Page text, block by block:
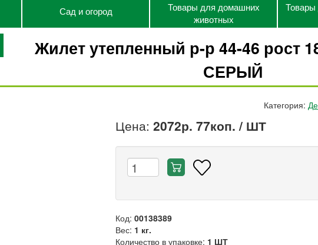
Сад и огород
Товары для домашних
животных
Товары
Жилет утепленный р-р 44-46 рост
СЕРЫЙ
Категория:
Цена:2072р. 77коп. / ШТ
Код:00138389
Вес: 1 кг.
Количество в упаковке: 1 ШТ